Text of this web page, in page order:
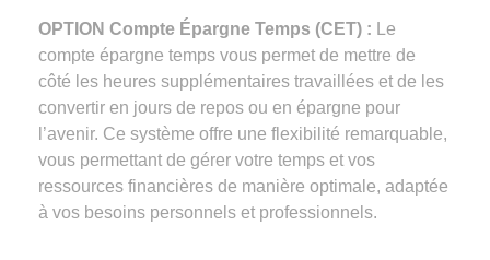
OPTION Compte Épargne Temps (CET) : Le
compte épargne temps vous permet de mettre de
côté les heures supplémentaires travaillées et de les
convertir en jours de repos ou en épargne pour
l’avenir. Ce système offre une flexibilité remarquable,
vous permettant de gérer votre temps et vos
ressources financières de manière optimale, adaptée
à vos besoins personnels et professionnels.